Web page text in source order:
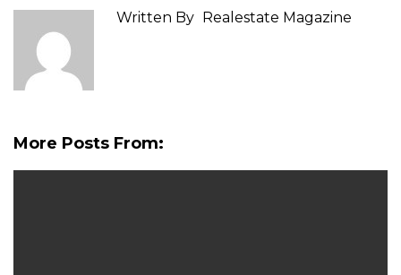
Written By Realestate Magazine
More Posts From: